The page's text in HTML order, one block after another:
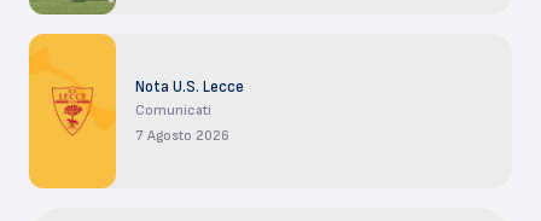
Nota U.S. Lecce
Comunicati
7 Agosto 2026